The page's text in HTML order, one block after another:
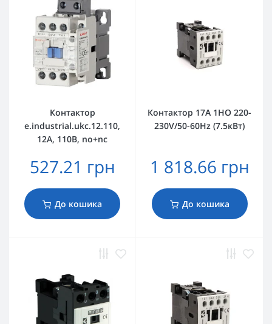
Контактор
e.industrial.ukc.12.110,
12А, 110В, no+nc
527.21 грн
До кошика
Контактор 17А 1НО 220-
230V/50-60Hz (7.5кВт)
1 818.66 грн
До кошика